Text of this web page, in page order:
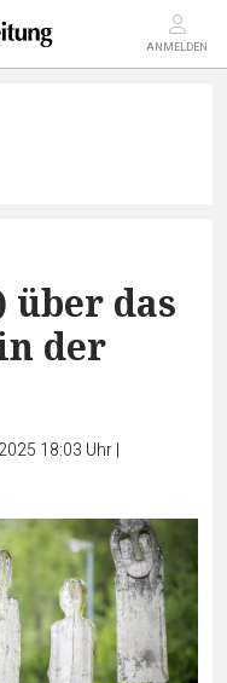
ANMELDEN
über das
der
18:03 Uhr|